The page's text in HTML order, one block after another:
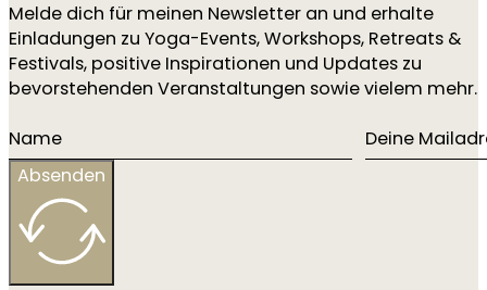
Melde dich für meinen Newsletter an und erhalte
Einladungen zu Yoga-Events, Workshops, Retreats &
Festivals, positive Inspirationen und Updates zu
bevorstehenden Veranstaltungen sowie vielem mehr.
Absenden